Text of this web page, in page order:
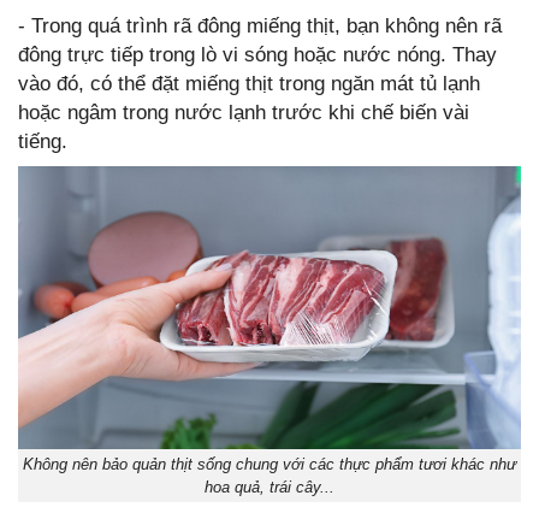
- Trong quá trình rã đông miếng thịt, bạn không nên rã
đông trực tiếp trong lò vi sóng hoặc nước nóng. Thay
vào đó, có thể đặt miếng thịt trong ngăn mát tủ lạnh
hoặc ngâm trong nước lạnh trước khi chế biến vài
tiếng.
Không nên bảo quản thịt sống chung với các thực phẩm tươi khác như
hoa quả, trái cây...